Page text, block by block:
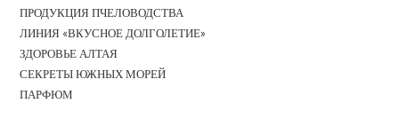
ПРОДУКЦИЯ ПЧЕЛОВОДСТВА
ЛИНИЯ «ВКУСНОЕ ДОЛГОЛЕТИЕ»
ЗДОРОВЬЕ АЛТАЯ
СЕКРЕТЫ ЮЖНЫХ МОРЕЙ
ПАРФЮМ